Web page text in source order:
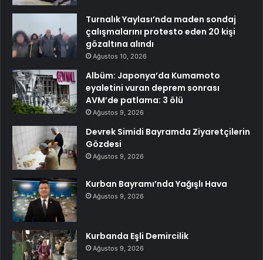
Turnalık Yaylası’nda maden sondaj
çalışmalarını protesto eden 20 kişi
gözaltına alındı
Ağustos 10, 2026
Albüm: Japonya’da Kumamoto
eyaletini vuran deprem sonrası
AVM’de patlama: 3 ölü
Ağustos 9, 2026
Devrek Simidi Bayramda Ziyaretçilerin
Gözdesi
Ağustos 9, 2026
Kurban Bayramı’nda Yağışlı Hava
Ağustos 9, 2026
Kurbanda Eşli Demircilik
Ağustos 9, 2026